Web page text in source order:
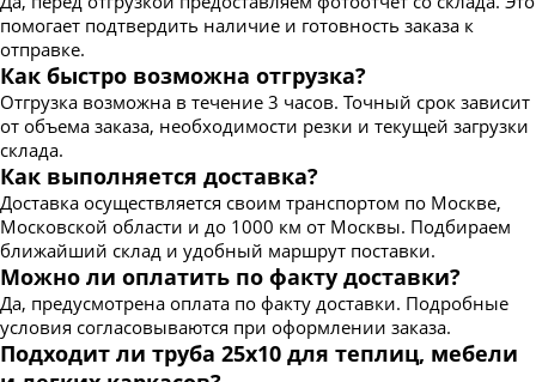
помогает подтвердить наличие и готовность заказа к
отправке.
Как быстро возможна отгрузка?
Отгрузка возможна в течение 3 часов. Точный срок зависит
от объема заказа, необходимости резки и текущей загрузки
склада.
Как выполняется доставка?
Доставка осуществляется своим транспортом по Москве,
Московской области и до 1000 км от Москвы. Подбираем
ближайший склад и удобный маршрут поставки.
Можно ли оплатить по факту доставки?
Да, предусмотрена оплата по факту доставки. Подробные
условия согласовываются при оформлении заказа.
Подходит ли труба 25х10 для теплиц, мебели